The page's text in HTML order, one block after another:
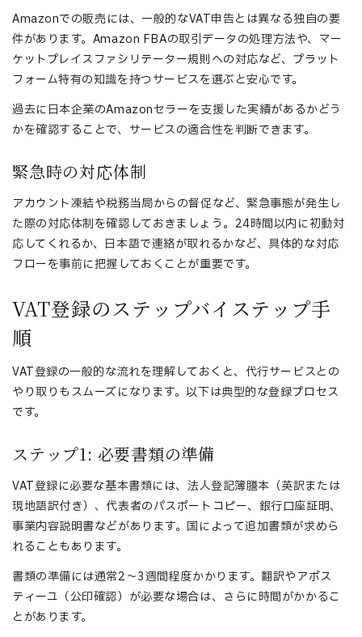
Amazonでの販売には、一般的なVAT申告とは異なる独自の要
件があります。Amazon FBAの取引データの処理方法や、マー
ケットプレイスファシリテーター規則への対応など、プラット
フォーム特有の知識を持つサービスを選ぶと安心です。
過去に日本企業のAmazonセラーを支援した実績があるかどう
かを確認することで、サービスの適合性を判断できます。
緊急時の対応体制
アカウント凍結や税務当局からの督促など、緊急事態が発生し
た際の対応体制を確認しておきましょう。24時間以内に初動対
応してくれるか、日本語で連絡が取れるかなど、具体的な対応
フローを事前に把握しておくことが重要です。
VAT登録のステップバイステップ手
順
VAT登録の一般的な流れを理解しておくと、代行サービスとの
やり取りもスムーズになります。以下は典型的な登録プロセス
です。
ステップ1: 必要書類の準備
VAT登録に必要な基本書類には、法人登記簿謄本（英訳または
現地語訳付き）、代表者のパスポートコピー、銀行口座証明、
事業内容説明書などがあります。国によって追加書類が求めら
れることもあります。
書類の準備には通常2〜3週間程度かかります。翻訳やアポス
ティーユ（公印確認）が必要な場合は、さらに時間がかかるこ
とがあります。